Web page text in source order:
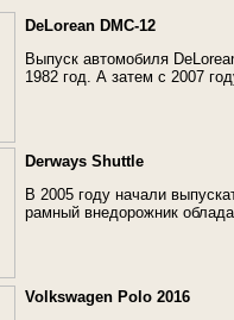
DeLorean DMC-12
Выпуск автомобиля
1982 год. А затем с 2007
Derways Shuttle
В 2005 году начали
рамный внедорожник
Volkswagen Polo 2016